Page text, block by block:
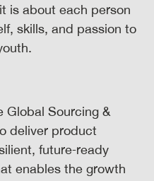
is about each person
skills, and passion to
Global Sourcing &
deliver product
future‑ready
enables the growth